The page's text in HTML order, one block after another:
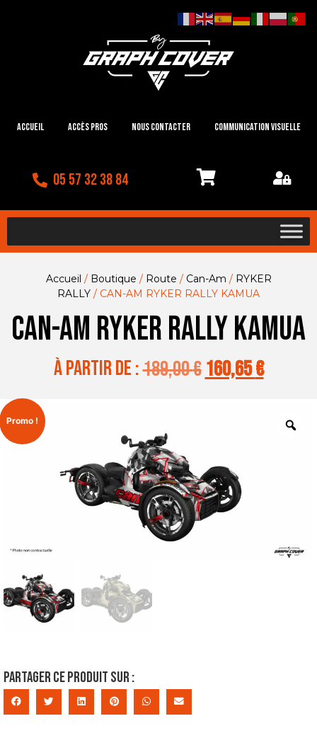
Accueil Accès Pros Nous contacter Communication visuelle
05 57 32 38 84
Accueil / Boutique / Route / Can-Am / RYKER
RALLY / CAN-AM RYKER RALLY KAMUA
CAN-AM RYKER RALLY KAMUA
à partir de :189,00€ 160,65€
Promo !
Partager ce produit sur :